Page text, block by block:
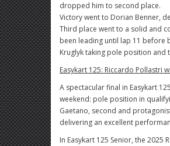
dropped him to second place.
Victory went to Dorian Benner,
Third place went to a solid and
been leading until lap 11 before
Kruglyk taking pole position and
Easykart 125: Riccardo Pollastri
A spectacular final in Easykart
weekend: pole position in
Gaetano, second and
delivering an excellent
In Easykart 125 Senior, the